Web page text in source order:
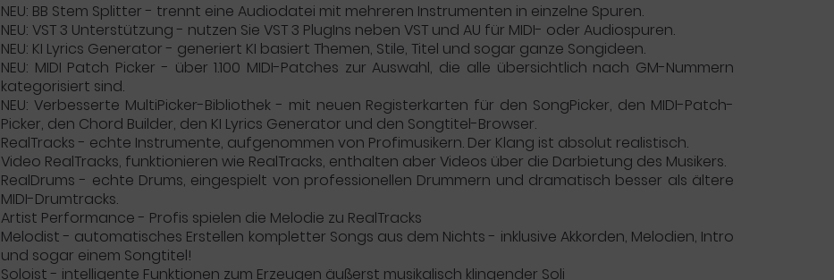
NEU: BB Stem Splitter - trennt eine Audiodatei mit mehreren Instrumenten in einzelne Spuren.
NEU: VST 3 Unterstützung - nutzen Sie VST 3 PlugIns neben VST und AU für MIDI- oder Audiospuren.
NEU: KI Lyrics Generator - generiert KI basiert Themen, Stile, Titel und sogar ganze Songideen.
NEU: MIDI Patch Picker - über 1.100 MIDI-Patches zur Auswahl, die alle übersichtlich nach GM-Nummern
kategorisiert sind.
NEU: Verbesserte MultiPicker-Bibliothek - mit neuen Registerkarten für den SongPicker, den MIDI-Patch-
Picker, den Chord Builder, den KI Lyrics Generator und den Songtitel-Browser.
RealTracks - echte Instrumente, aufgenommen von Profimusikern. Der Klang ist absolut realistisch.
Video RealTracks, funktionieren wie RealTracks, enthalten aber Videos über die Darbietung des Musikers.
RealDrums - echte Drums, eingespielt von professionellen Drummern und dramatisch besser als ältere
MIDI-Drumtracks.
Artist Performance - Profis spielen die Melodie zu RealTracks
Melodist - automatisches Erstellen kompletter Songs aus dem Nichts - inklusive Akkorden, Melodien, Intro
und sogar einem Songtitel!
Soloist - intelligente Funktionen zum Erzeugen äußerst musikalisch klingender Soli